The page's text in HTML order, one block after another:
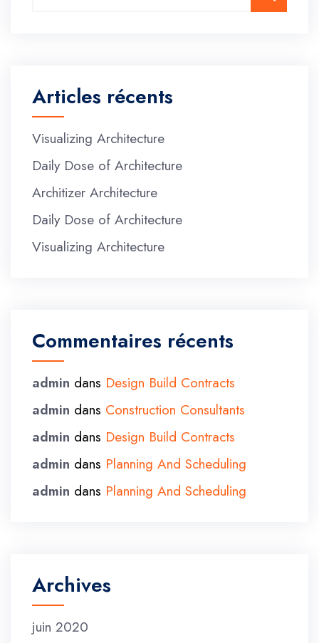
Articles récents
Visualizing Architecture
Daily Dose of Architecture
Architizer Architecture
Daily Dose of Architecture
Visualizing Architecture
Commentaires récents
admin dans Design Build Contracts
admin dans Construction Consultants
admin dans Design Build Contracts
admin dans Planning And Scheduling
admin dans Planning And Scheduling
Archives
juin 2020